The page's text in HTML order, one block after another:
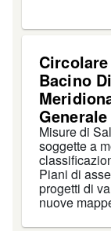
Bacino
Misure di
soggette a
Piani di
progetti di
nuove